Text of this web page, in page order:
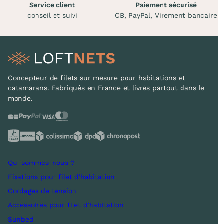
Service client
conseil et suivi
Paiement sécurisé
CB, PayPal, Virement bancaire
Concepteur de filets sur mesure pour habitations et
catamarans. Fabriqués en France et livrés partout dans le
monde.
Qui sommes-nous ?
Fixations pour filet d'habitation
Cordages de tension
Accessoires pour filet d'habitation
Sunbed